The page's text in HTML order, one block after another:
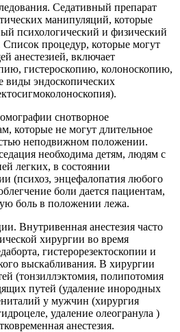
Седативный препарат
манипуляций, которые
психологический и физический
Список процедур, которые могут
анестезией, включает
гистероскопию, колоноскопию,
виды эндоскопических
снотворное
которые не могут длительное
неподвижном положении.
необходима детям, людям с
легких, в состоянии
(психоз, энцефалопатия любого
боли дается пациентам,
боль в положении лежа.
Внутривенная анестезия часто
хирургии во время
гистерорезектоскопии и
выскабливания. В хирургии
(тонзиллэктомия, полипотомия
путей (удаление инородных
у мужчин (хирургия
удаление олеогранула )
анестезия.